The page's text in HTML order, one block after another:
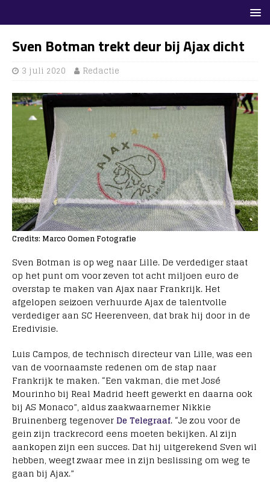
Sven Botman trekt deur bij Ajax dicht
3 juli 2020 Redactie
Credits: Marco Oomen Fotografie
Sven Botman is op weg naar Lille. De verdediger staat
op het punt om voor zeven tot acht miljoen euro de
overstap te maken van Ajax naar Frankrijk. Het
afgelopen seizoen verhuurde Ajax de talentvolle
verdediger aan SC Heerenveen, dat brak hij door in de
Eredivisie.
Luis Campos, de technisch directeur van Lille, was een
van de voornaamste redenen om de stap naar
Frankrijk te maken. “Een vakman, die met José
Mourinho bij Real Madrid heeft gewerkt en daarna ook
bij AS Monaco”, aldus zaakwaarnemer Nikkie
Bruinenberg tegenoverDe Telegraaf. “Je zou voor de
gein zijn trackrecord eens moeten bekijken. Al zijn
aankopen zijn een succes. Dat hij uitgerekend Sven wil
hebben, weegt zwaar mee in zijn beslissing om weg te
gaan bij Ajax.”